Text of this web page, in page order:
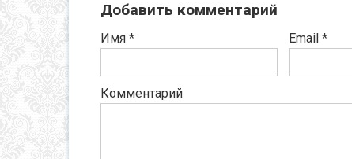
Добавить комментарий
Имя * Email *
Комментарий